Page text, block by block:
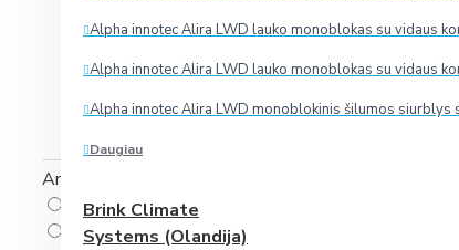
Alpha innotec Alira LWD lauko monoblokas su vidaus
Alpha innotec Alira LWD lauko monoblokas su vidaus
Alpha innotec Alira LWD monoblokinis šilumos
Daugiau
Brink Climate
Systems (Olandija)
Vėdinimo įrenginys gali būti komplektuojamas
Įrenginio valdymas gali būti suderintas su
Įrenginio montavimo padėtis gali būti vertikali
Anglies dvideginio (CO2) jutiklis
Nereikia
Reikia(+194.39 €)